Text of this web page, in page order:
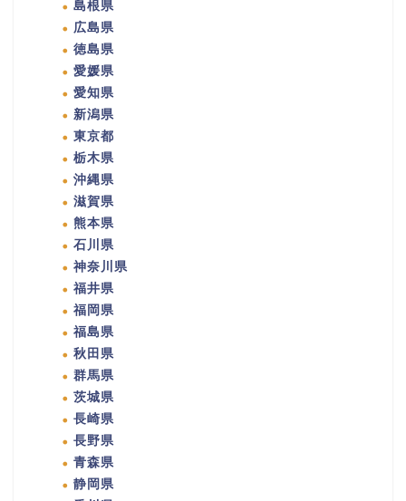
島根県
広島県
徳島県
愛媛県
愛知県
新潟県
東京都
栃木県
沖縄県
滋賀県
熊本県
石川県
神奈川県
福井県
福岡県
福島県
秋田県
群馬県
茨城県
長崎県
長野県
青森県
静岡県